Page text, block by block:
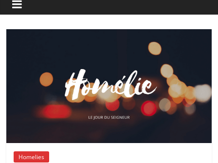
Homelies